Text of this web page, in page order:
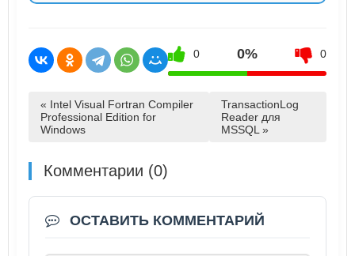
0 0% 0
« Intel Visual Fortran Compiler
Professional Edition for
Windows
TransactionLog
Reader для
MSSQL »
Комментарии (0)
ОСТАВИТЬ КОММЕНТАРИЙ